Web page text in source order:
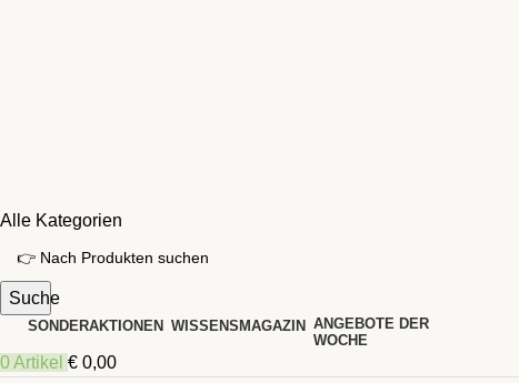
Alle Kategorien
Suche
SONDERAKTIONEN WISSENSMAGAZIN ANGEBOTE DER
WOCHE
0Artikel € 0,00